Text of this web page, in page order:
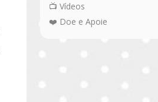
📺 Vídeos
❤️ Doe e Apoie